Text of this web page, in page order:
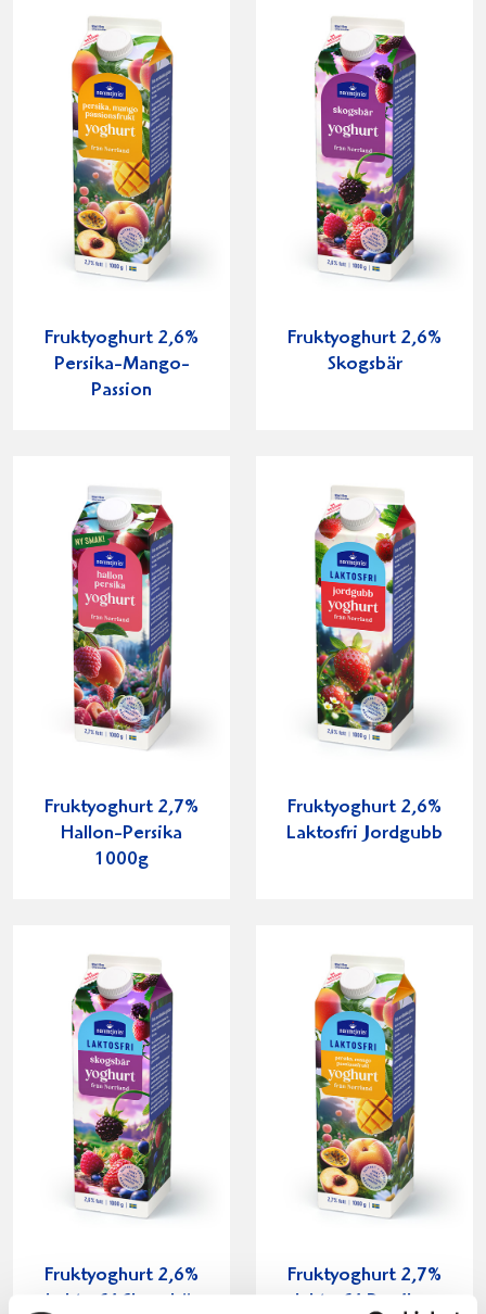
Fruktyoghurt 2,6%
Persika-Mango-
Passion
Fruktyoghurt 2,6%
Skogsbär
Fruktyoghurt 2,7%
Hallon-Persika
1000g
Fruktyoghurt 2,6%
Laktosfri Jordgubb
Fruktyoghurt 2,6%
Laktosfri Skogsbär
Fruktyoghurt 2,7%
laktosfri Persika-